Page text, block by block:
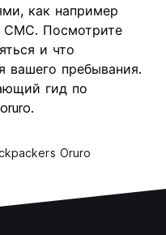
как например
СМС. Посмотрите
и что
вашего пребывания.
гид по
Oruro